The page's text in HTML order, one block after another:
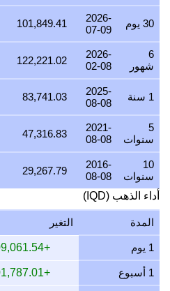
23 يوليو 2026 3,103,069.93
3,179,547.47
21 يوليو 2026 3,115,369.84
20 يوليو 2026 3,065,537.67
18 يوليو 2026 3,074,006.48
16 يوليو 2026
15 يوليو 2026 3,114,865.45
14 يوليو 2026 3,114,724.39
13 يوليو 2026
12 يوليو 2026
30 يوم
2026-
07-09
101,849.41
6
شهور
2026-
02-08
122,221.02
1 سنة
2025-
08-08
83,741.03
5
سنوات
2021-
08-08
47,316.83
10
سنوات
2016-
08-08
29,267.79
أداء الذهب (IQD)
المدة التغير
1 يوم +109,061.54
1 أسبوع +401,787.01